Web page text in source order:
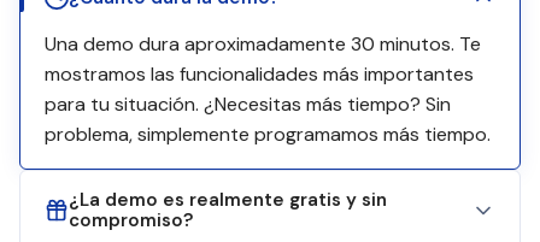
Una demo dura aproximadamente 30 minutos. Te
mostramos las funcionalidades más importantes
para tu situación. ¿Necesitas más tiempo? Sin
problema, simplemente programamos más tiempo.
¿La demo es realmente gratis y sin
compromiso?